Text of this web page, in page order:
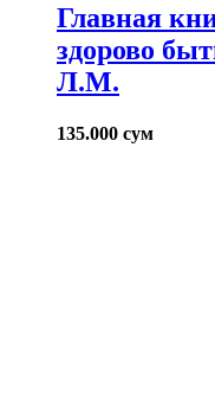
Главная
здорово
Л.М.
135.000 сум